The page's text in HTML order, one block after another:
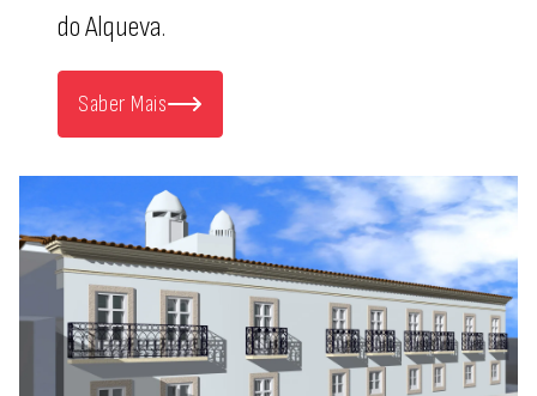
do Alqueva.
Saber Mais